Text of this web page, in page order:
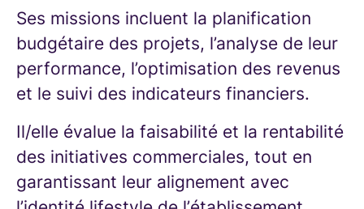
Ses missions incluent la planification
budgétaire des projets, l’analyse de leur
performance, l’optimisation des revenus
et le suivi des indicateurs financiers.
Il/elle évalue la faisabilité et la rentabilité
des initiatives commerciales, tout en
garantissant leur alignement avec